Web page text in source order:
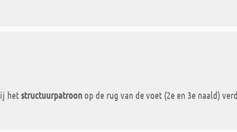
hetstructuurpatroon op de rug van de voet (2e en 3e naald)